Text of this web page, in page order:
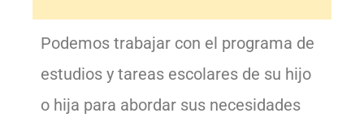
Podemos trabajar con el programa de
estudios y tareas escolares de su hijo
o hija para abordar sus necesidades